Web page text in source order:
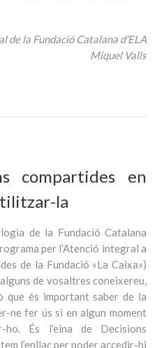
de la Fundació Catalana d’ELA
Miquel Valls
compartides en
la
de la Fundació Catalana
per l’Atenció integral a
de la Fundació «La Caixa»)
de vosaltres coneixereu,
que és important saber de la
ne fer ús si en algun moment
És l’eina de Decisions
l’enllaç per poder accedir-hi